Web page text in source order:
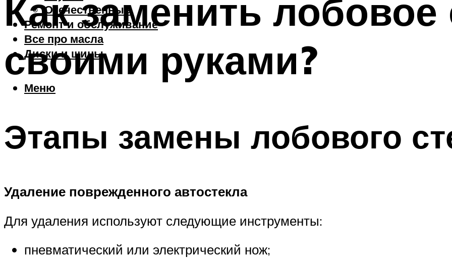
Отечественные
Ремонт и обслуживание
Все про масла
Диски и шины
Меню
Как заменить лобовое
своими руками?
Этапы замены лобового
Удаление поврежденного автостекла
Для удаления используют следующие инструменты:
пневматический или электрический нож;